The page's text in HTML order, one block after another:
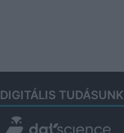
DIGITÁLIS TUDÁSUNK